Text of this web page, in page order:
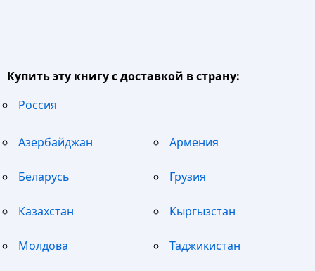
Купить эту книгу с доставкой в страну:
Россия
Азербайджан Армения
Беларусь Грузия
Казахстан Кыргызстан
Молдова Таджикистан